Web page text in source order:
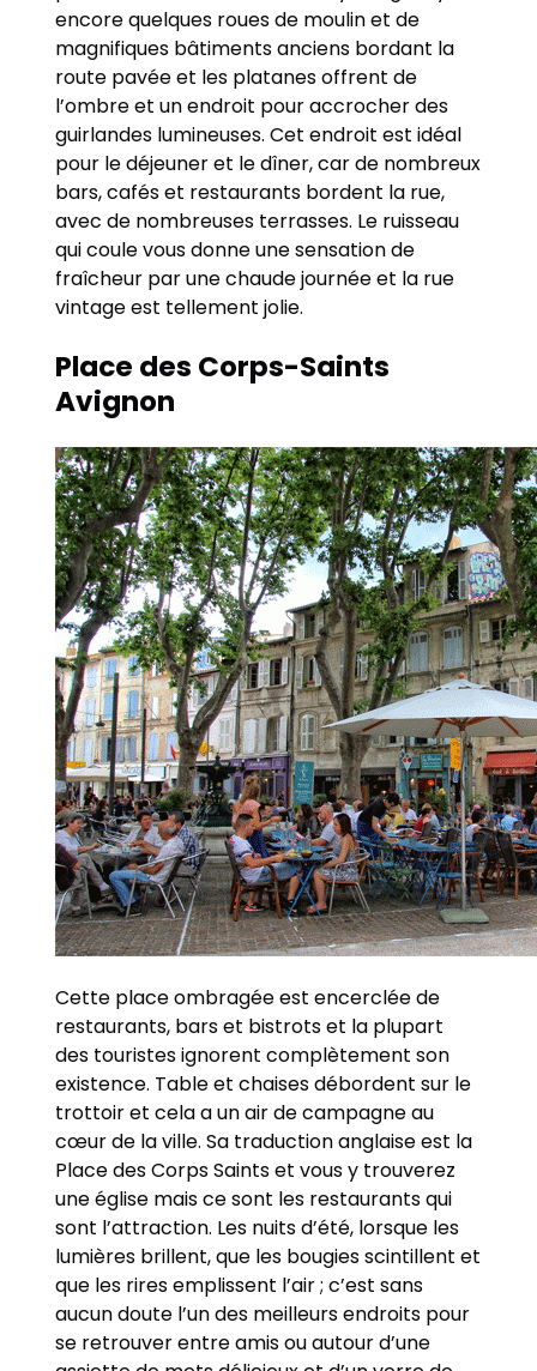
encore quelques roues de moulin et de
magnifiques bâtiments anciens bordant la
route pavée et les platanes offrent de
l’ombre et un endroit pour accrocher des
guirlandes lumineuses. Cet endroit est idéal
pour le déjeuner et le dîner, car de nombreux
bars, cafés et restaurants bordent la rue,
avec de nombreuses terrasses. Le ruisseau
qui coule vous donne une sensation de
fraîcheur par une chaude journée et la rue
vintage est tellement jolie.
Place des Corps-Saints
Avignon
Cette place ombragée est encerclée de
restaurants, bars et bistrots et la plupart
des touristes ignorent complètement son
existence. Table et chaises débordent sur le
trottoir et cela a un air de campagne au
cœur de la ville. Sa traduction anglaise est la
Place des Corps Saints et vous y trouverez
une église mais ce sont les restaurants qui
sont l’attraction. Les nuits d’été, lorsque les
lumières brillent, que les bougies scintillent et
que les rires emplissent l’air ; c’est sans
aucun doute l’un des meilleurs endroits pour
se retrouver entre amis ou autour d’une